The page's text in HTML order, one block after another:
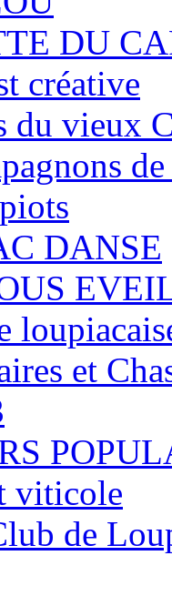
DU
créative
du vieux
DANSE
et
viticole
de